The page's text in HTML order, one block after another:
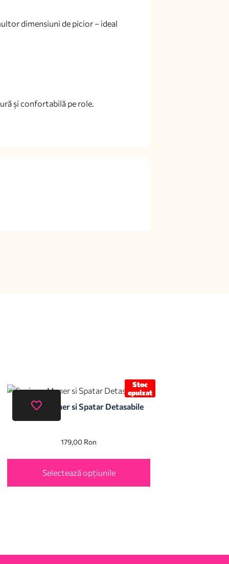
dimensiuni de picior – ideal
și confortabilă pe role.
Stoc
epuizat
Sanie cu Maner si Spatar Detasabile
179,00 Ron
Selectează opțiunile